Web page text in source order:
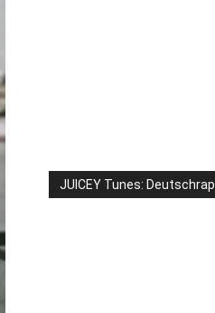
JUICEY Tunes: Deutschrap